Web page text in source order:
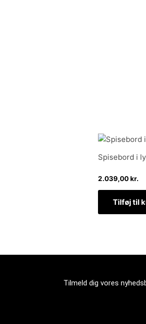
Spisebord i
2.039,00kr.
Tilføj til
Tilmeld dig vores